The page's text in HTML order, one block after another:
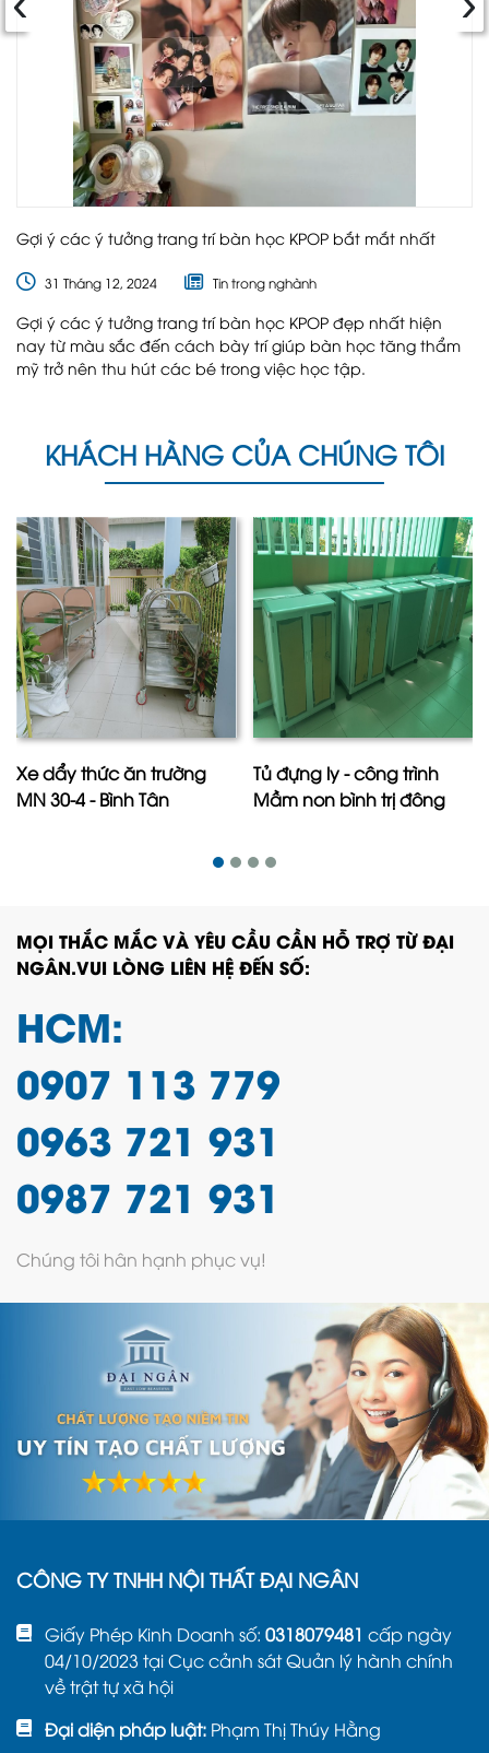
Gợi ý các ý tưởng trang trí bàn học KPOP bắt mắt nhất
31 Tháng 12, 2024 Tin trong nghành
Gợi ý các ý tưởng trang trí bàn học KPOP đẹp nhất hiện
nay từ màu sắc đến cách bày trí giúp bàn học tăng thẩm
mỹ trở nên thu hút các bé trong việc học tập.
KHÁCH HÀNG CỦA CHÚNG TÔI
Xe dẩy thức ăn trường
MN 30-4 - Bình Tân
Tủ đựng ly - công trình
Mầm non bình trị đông
MỌI THẮC MẮC VÀ YÊU CẦU CẦN HỖ TRỢ TỪ ĐẠI
NGÂN.VUI LÒNG LIÊN HỆ ĐẾN SỐ:
HCM:
0907 113 779
0963 721 931
0987 721 931
Chúng tôi hân hạnh phục vụ!
CÔNG TY TNHH NỘI THẤT ĐẠI NGÂN
Giấy Phép Kinh Doanh số: 0318079481 cấp ngày
04/10/2023 tại Cục cảnh sát Quản lý hành chính
về trật tự xã hội
Đại diện pháp luật: Phạm Thị Thúy Hằng